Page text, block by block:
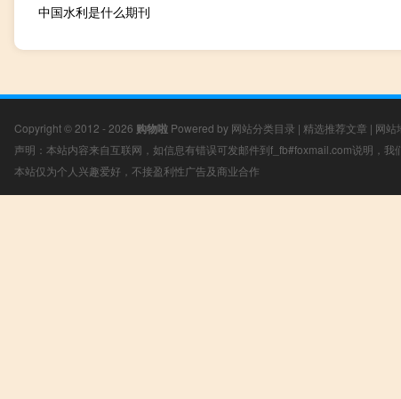
中国水利是什么期刊
Copyright © 2012 - 2026 购物啦 Powered by 网站分类目录 | 精选推荐文章 | 网站
声明：本站内容来自互联网，如信息有错误可发邮件到f_fb#foxmail.com说明，我
本站仅为个人兴趣爱好，不接盈利性广告及商业合作